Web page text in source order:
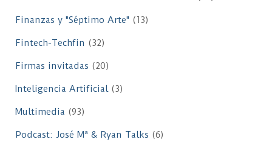
Finanzas y "Séptimo Arte" (13)
Fintech-Techfin (32)
Firmas invitadas (20)
Inteligencia Artificial(3)
Multimedia (93)
Podcast: José Mª & Ryan Talks (6)